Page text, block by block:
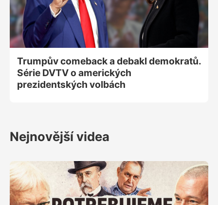
Trumpův comeback a debakl demokratů.
Série DVTV o amerických
prezidentských volbách
Nejnovější videa